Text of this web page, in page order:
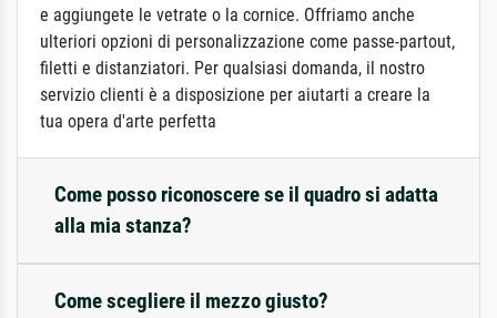
e aggiungete le vetrate o la cornice. Offriamo anche
ulteriori opzioni di personalizzazione come passe-partout,
filetti e distanziatori. Per qualsiasi domanda, il nostro
servizio clienti è a disposizione per aiutarti a creare la
tua opera d'arte perfetta
Come posso riconoscere se il quadro si adatta
alla mia stanza?
Come scegliere il mezzo giusto?